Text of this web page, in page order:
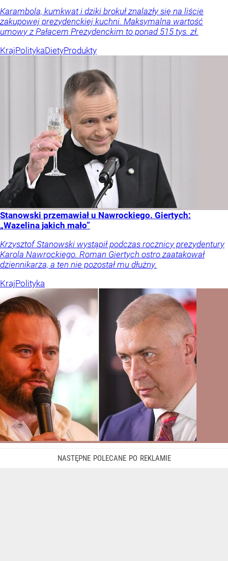
Karambola, kumkwat i dziki brokuł znalazły się na liście
zakupowej prezydenckiej kuchni. Maksymalna wartość
umowy z Pałacem Prezydenckim to ponad 515 tys. zł.
KrajPolitykaDietyProdukty
Stanowski przemawiał u Nawrockiego. Giertych:
„Wazelina jakich mało”
Krzysztof Stanowski wystąpił podczas rocznicy prezydentury
Karola Nawrockiego. Roman Giertych ostro zaatakował
dziennikarza, a ten nie pozostał mu dłużny.
KrajPolityka